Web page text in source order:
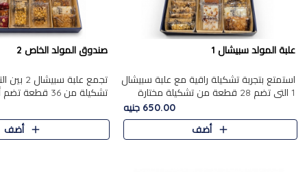
علبة المولد سبيشال 1
استمتع بتجربة تشكيلة راقية مع علبة سبيشال
1 التي تضم 28 قطعة من تشكيلة مختارة
بعناية من أفخر حلويات المولد المصرية
الأصلية الشرقية. تحتوي ال..
650.00 جنيه
أضف
صندوق المولد الخاص 2
تجمع علبة
المولد الشرقية. تحتوي
بالفول، والجزرية بالبن..
أضف